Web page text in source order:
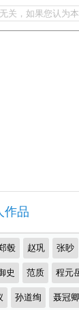
，如果您认为
作品
毂 赵巩 张眇
史 范质 程元
孙道绚 聂冠卿